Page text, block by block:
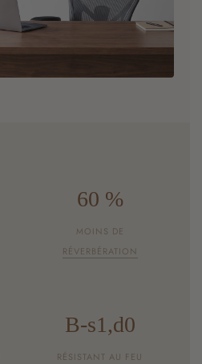
60 %
MOINS DE
RÉVERBÉRATION
B-s1,d0
RÉSISTANT AU FEU